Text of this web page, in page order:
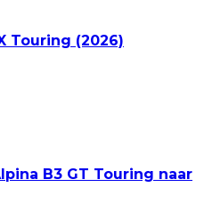
Touring (2026)
B3 GT Touring naar